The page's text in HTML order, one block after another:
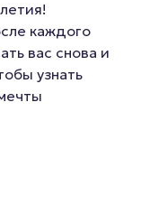
каждого
вас снова и
узнать